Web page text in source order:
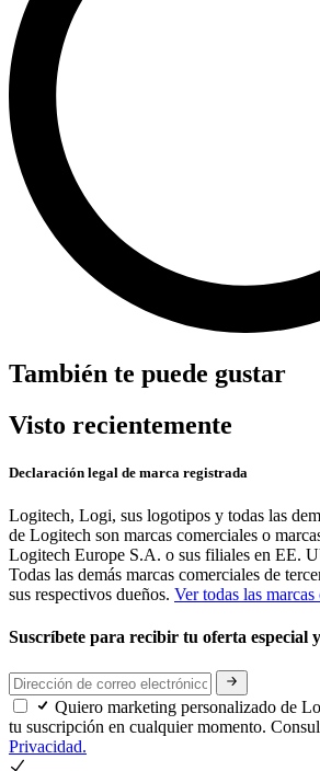
También te puede gustar
Visto recientemente
Declaración legal de marca registrada
Logitech, Logi, sus logotipos y todas las
de Logitech son marcas comerciales o
Logitech Europe S.A. o sus filiales en EE.
Todas las demás marcas comerciales de
sus respectivos dueños. Ver todas las
Suscríbete para recibir tu oferta especial
Quiero marketing personalizado de
tu suscripción en cualquier momento.
Privacidad.